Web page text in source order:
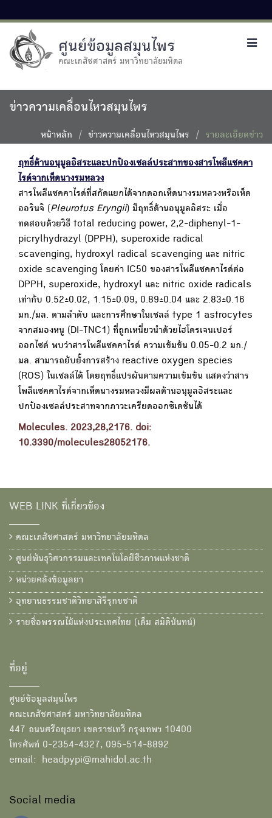
ศูนย์ข้อมูลสมุนไพร
คณะเภสัชศาสตร์ มหาวิทยาลัยมหิดล
ข่าวความเคลื่อนไหวสมุนไพร
หน้าหลัก ข่าวความเคลื่อนไหวสมุนไพร รายละเอียดข่าว
ฤทธิ์ต้านอนุมูลอิสระและปกป้องเซลล์ประสาทของสารโพลีแซคคา
ไรด์จากเห็ดนางรมหลวง
สารโพลีแซคคาไรด์ที่สกัดแยกได้จากดอกเห็ดนางรมหลวงหรือเห็ด
ออรินจิ (Pleurotus Eryngii) มีฤทธิ์ต้านอนุมูลอิสระ เมื่อ
ทดสอบด้วยวิธี total reducing power, 2,2-diphenyl-1-
picrylhydrazyl (DPPH), superoxide radical
scavenging, hydroxyl radical scavenging และ nitric
oxide scavenging โดยค่า IC50 ของสารโพลีแซคคาไรด์ต่อ
DPPH, superoxide, hydroxyl และ nitric oxide radicals
เท่ากับ 0.52±0.02, 1.15±0.09, 0.89±0.04 และ 2.83±0.16
มก./มล. ตามลำดับ และการศึกษาในเซลล์ type 1 astrocytes
จากสมองหนู (DI-TNC1) ที่ถูกเหนี่ยวนำด้วยไฮโดรเจนเปอร์
ออกไซด์ พบว่าสารโพลีแซคคาไรด์ ความเข้มข้น 0.05-0.2 มก./
มล. สามารถยับยั้งการสร้าง reactive oxygen species
(ROS) ในเซลล์ได้ โดยฤทธิ์แปรผันตามความเข้มข้น แสดงว่าสาร
โพลีแซคคาไรด์จากเห็ดนางรมหลวงมีผลต้านอนุมูลอิสระและ
ปกป้องเซลล์ประสาทจากภาวะเครียดออกซิเดชันได้
Molecules. 2023,28,2176. doi:
10.3390/molecules28052176.
WEB LINK ที่เกี่ยวข้อง
คณะเภสัชศาสตร์ มหาวิทยาลัยมหิดล
ศูนย์พันธุวิศวกรรมและเทคโนโลยีชีวภาพแห่งชาติ
หน่วยคลังข้อมูลยา
อุทยานธรรมชาติวิทยาสิรีรุกขชาติ
รายชื่อพรรณไม้แห่งประเทศไทย (เต็ม สมิตินันทน์)
ที่อยู่
ศูนย์ข้อมูลสมุนไพร
คณะเภสัชศาสตร์ มหาวิทยาลัยมหิดล
447 ถนนศรีอยุธยา เขตราชเทวี กรุงเทพฯ 10400
โทรศัพท์ 0-2354-4327, 095-514-8892
email: headpypi@mahidol.ac.th
Social media